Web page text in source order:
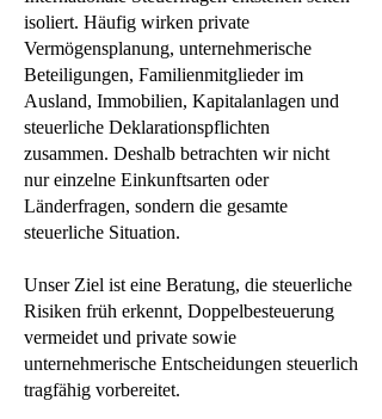
isoliert. Häufig wirken private
Vermögensplanung, unternehmerische
Beteiligungen, Familienmitglieder im
Ausland, Immobilien, Kapitalanlagen und
steuerliche Deklarationspflichten
zusammen. Deshalb betrachten wir nicht
nur einzelne Einkunftsarten oder
Länderfragen, sondern die gesamte
steuerliche Situation.
Unser Ziel ist eine Beratung, die steuerliche
Risiken früh erkennt, Doppelbesteuerung
vermeidet und private sowie
unternehmerische Entscheidungen steuerlich
tragfähig vorbereitet.